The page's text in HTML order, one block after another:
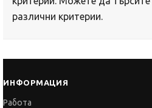
различни критерии.
ИНФОРМАЦИЯ
Работа